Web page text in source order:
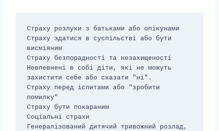
Страху розлуки з батьками або опікунами
Страху здатися в суспільстві або бути
висміяним
Страху безпорадності та незахищеності
Невпевнені в собі діти, які не можуть
захистити себе або сказати "ні".
Страху перед іспитами або "зробити
помилку"
Страху бути покараним
Соціальні страхи
Генералізований дитячий тривожний розлад,